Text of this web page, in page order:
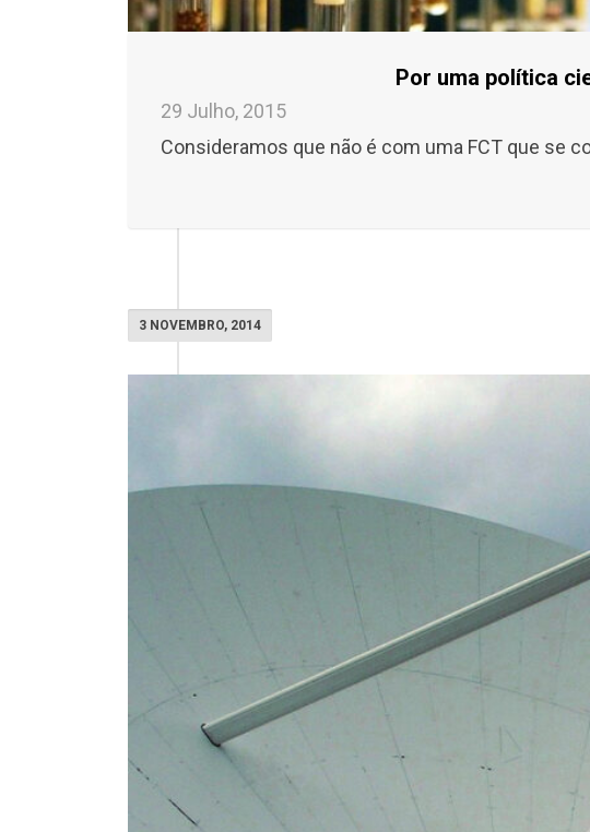
Por uma política
29 Julho, 2015
Consideramos que não é com uma FCT que se
3 NOVEMBRO, 2014